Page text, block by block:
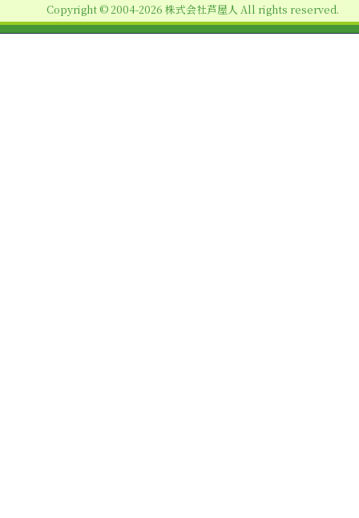
ン
Copyright © 2004-2026 株式会社芦屋人 All rights reserved.